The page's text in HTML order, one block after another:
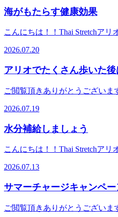
全身ストレッチ！Thai Stretch
東葛西9-3-3 アリオ葛西2F
で、ご案内出来ない可能性もご
くださいま
せ。.*☆。・.*☆。・.*☆。・
一日中暑い日が続くとついつい
つも『アイス』になっている人
使われているものが多く、それ
らすデメリット ①寝る前は脂肪が最も溜まりやすい とくに
夜の22時～深夜2時は、身体に
【BMAL1】（ビーマルワン）
す。同じカロリーを摂ったとし
太りやすくなってしまいます。 ②睡眠の質が低下しやすく
なる 寝る前に砂糖を多く摂ると血糖値が急上昇し、寝てい
めてしまったり、朝起きた時に
因になる 消化しきれなかった糖質は、体内のタンパク質と
乱れが主な原因。のどが渇く前
こまめに飲んだり、シャワーだ
やうなぎなどのビタミンB1、
的に摂るのもオススメです！7
～、14：10～、15：00～ご案内
詳細なお時間のご相談ができま
応が難しい場合がございますの
ちしております！驚きの気持ち
Thai Stretchアリオ葛西店＜営業
オ葛西2F
海がもたらす健康効果
こんにちは！！Thai Stretchア
うです。波の音や雄大な景色は
し、リラックス効果を生み出し
る豊富なミネラルが肌を整え、
夏のお出かけに近場の海で癒し
ね！7月20日(月)のおすすめコ
です！お電話ですとより詳細な
施術中ですと、すぐに対応が難
守番電話にメッセージを残して
さ！タイ古式ストレッチ！じっ
＞10：00～21：00（最終受付19
2026.07.20
アリオでたくさん歩いた
ご閲覧頂きありがとうござい
す！.*☆。・.*☆。・.*☆。・
こんにちは!ご覧いただきあり
ク式タイストレッチでは、タイ
て、受けやすいオプションもご
くさん歩いた後は、脚だけでな
ッドスパのオプションです。ひ
アしながら、タイ式で身体のお
い物の合間や帰る前の休憩に、
2026.07.19
水分補給しましょう
こんにちは！！Thai Stretchア
季節は、体温調節を難しくし、
こと、フルーツや野菜を積極的
体を潤すのに役立ちます。また
2026.07.13
サマーチャージキャンペ
ご閲覧頂きありがとうござい